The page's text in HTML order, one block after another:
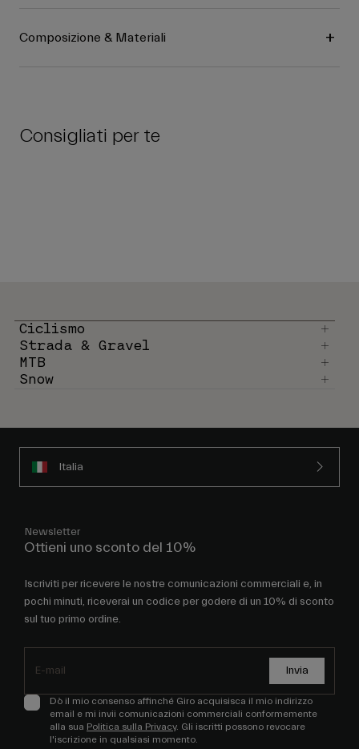
Composizione & Materiali
Consigliati per te
Ciclismo
Strada & Gravel
MTB
Snow
Italia
Newsletter
Ottieni uno sconto del 10%
Iscriviti per ricevere le nostre comunicazioni commerciali e, in
pochi minuti, riceverai un codice per godere di un 10% di sconto
sul tuo primo ordine.
Invia
Dò il mio consenso affinché Giro acquisisca il mio indirizzo
email e mi invii comunicazioni commerciali conformemente
alla sua Politica sulla Privacy. Gli iscritti possono revocare
l'iscrizione in qualsiasi momento.